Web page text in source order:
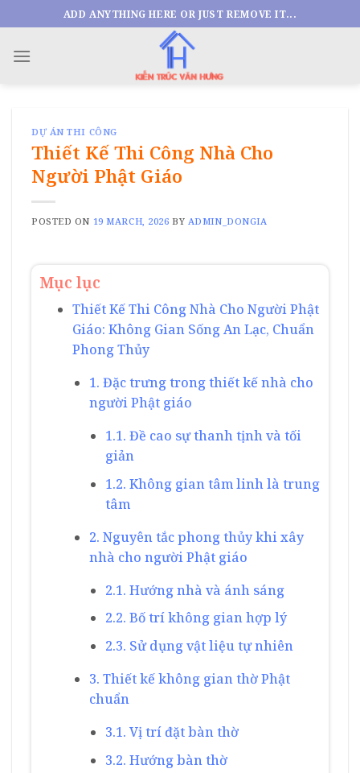
to
content
ADD ANYTHING HERE OR JUST REMOVE IT...
DỰ ÁN THI CÔNG
Thiết Kế Thi Công Nhà Cho
Người Phật Giáo
POSTED ON 19 MARCH, 2026 BY ADMIN_DONGIA
Mục lục
Thiết Kế Thi Công Nhà Cho Người Phật
Giáo: Không Gian Sống An Lạc, Chuẩn
Phong Thủy
1. Đặc trưng trong thiết kế nhà cho
người Phật giáo
1.1. Đề cao sự thanh tịnh và tối
giản
1.2. Không gian tâm linh là trung
tâm
2. Nguyên tắc phong thủy khi xây
nhà cho người Phật giáo
2.1. Hướng nhà và ánh sáng
2.2. Bố trí không gian hợp lý
2.3. Sử dụng vật liệu tự nhiên
3. Thiết kế không gian thờ Phật
chuẩn
3.1. Vị trí đặt bàn thờ
3.2. Hướng bàn thờ